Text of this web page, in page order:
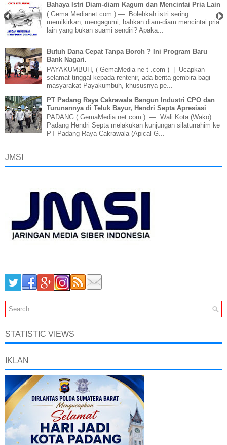
Bahaya Istri Diam-diam Kagum dan Mencintai Pria Lain
( Gema Medianet.com ) — Bolehkah istri sering
memikirkan, mengagumi, bahkan diam-diam mencintai pria
lain yang bukan suami sendiri? Apaka...
Butuh Dana Cepat Tanpa Boroh ? Ini Program Baru
Bank Nagari.
PAYAKUMBUH, ( GemaMedia ne t .com ) | Ucapkan
selamat tinggal kepada rentenir, ada berita gembira bagi
masyarakat Payakumbuh, khususnya pe...
PT Padang Raya Cakrawala Bangun Industri CPO dan
Turunannya di Teluk Bayur, Hendri Septa Apresiasi
PADANG ( GemaMedia net.com ) — Wali Kota (Wako)
Padang Hendri Septa melakukan kunjungan silaturrahim ke
PT Padang Raya Cakrawala (Apical G...
JMSI
STATISTIC VIEWS
IKLAN